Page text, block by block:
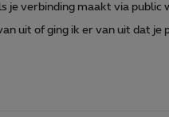
je verbinding maakt via public
uit of ging ik er van uit dat je